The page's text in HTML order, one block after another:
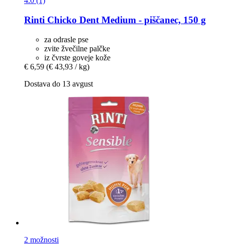
Rinti Chicko Dent Medium -​ piščanec, 150 g
za odrasle pse
zvite žvečilne palčke
iz čvrste goveje kože
€ 6,59 (€ 43,93 / kg)
Dostava do 13 avgust
2 možnosti